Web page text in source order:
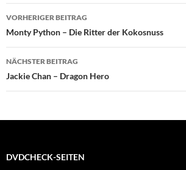
Beitragsnavigation
VORHERIGER BEITRAG
Monty Python – Die Ritter der Kokosnuss
NÄCHSTER BEITRAG
Jackie Chan – Dragon Hero
DVDCHECK-SEITEN